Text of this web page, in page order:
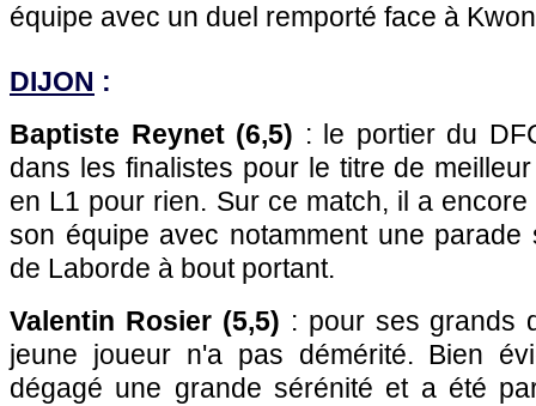
équipe avec un duel remporté face à
DIJON :
Baptiste Reynet (6,5) : le portier du
dans les finalistes pour le titre de
en L1 pour rien. Sur ce match, il a
son équipe avec notamment une
de Laborde à bout portant.
Valentin Rosier (5,5) : pour ses grands
jeune joueur n'a pas démérité. Bien
dégagé une grande sérénité et a été